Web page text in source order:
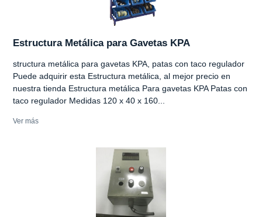
Estructura Metálica para Gavetas KPA
structura metálica para gavetas KPA, patas con taco regulador
Puede adquirir esta Estructura metálica, al mejor precio en
nuestra tienda Estructura metálica Para gavetas KPA Patas con
taco regulador Medidas 120 x 40 x 160...
Ver más